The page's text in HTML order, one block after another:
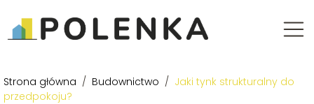
Strona główna / Budownictwo / Jaki tynk strukturalny do
przedpokoju?